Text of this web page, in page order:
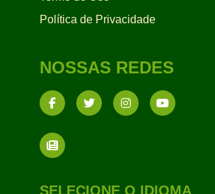
Política de Privacidade
NOSSAS REDES
SELECIONE O IDIOMA